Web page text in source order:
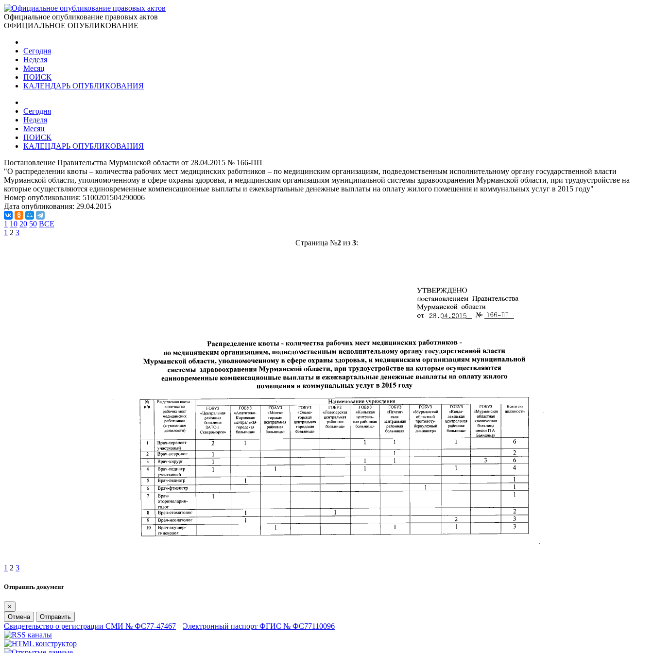
Официальное опубликование правовых актов
ОФИЦИАЛЬНОЕ ОПУБЛИКОВАНИЕ
Сегодня
Неделя
Месяц
ПОИСК
КАЛЕНДАРЬ ОПУБЛИКОВАНИЯ
Сегодня
Неделя
Месяц
ПОИСК
КАЛЕНДАРЬ ОПУБЛИКОВАНИЯ
Постановление Правительства Мурманской области от 28.04.2015 № 166-ПП
"О распределении квоты – количества рабочих мест медицинских работников – по медицинским организациям, подведомственным исполнительному органу государственной власти
Мурманской области, уполномоченному в сфере охраны здоровья, и медицинским организациям муниципальной системы здравоохранения Мурманской области, при трудоустройстве на
которые осуществляются единовременные компенсационные выплаты и ежеквартальные денежные выплаты на оплату жилого помещения и коммунальных услуг в 2015 году"
Номер опубликования: 5100201504290006
Дата опубликования: 29.04.2015
1 10 20 50 ВСЕ
1 2 3
Страница №2из 3:
1 2 3
Отправить документ
×
Отмена
Отправить
Свидетельство о регистрации СМИ № ФС77-47467 Электронный паспорт ФГИС № ФС77110096